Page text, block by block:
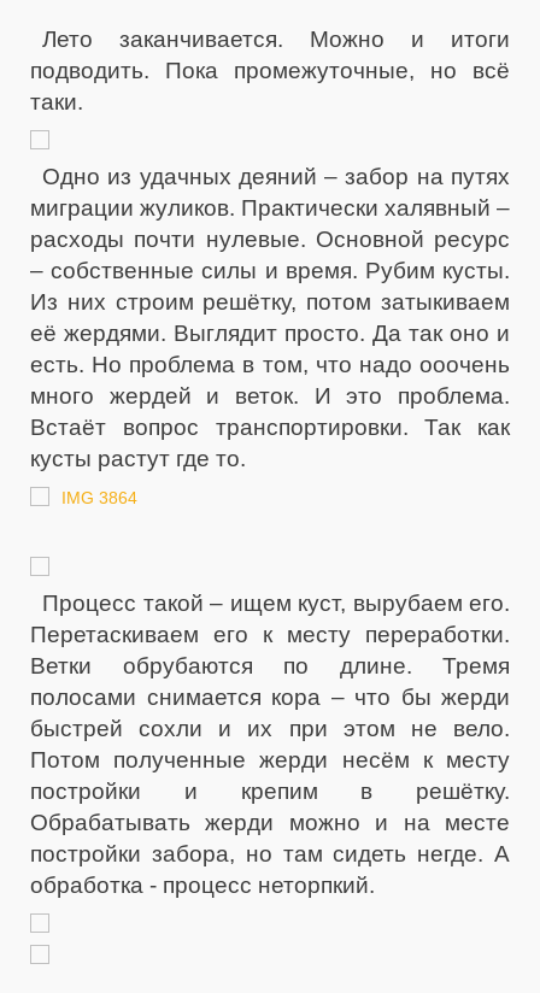
Лето заканчивается. Можно и итоги
подводить. Пока промежуточные, но всё
таки.
Одно из удачных деяний – забор на путях
миграции жуликов. Практически халявный –
расходы почти нулевые. Основной ресурс
– собственные силы и время. Рубим кусты.
Из них строим решётку, потом затыкиваем
её жердями. Выглядит просто. Да так оно и
есть. Но проблема в том, что надо ооочень
много жердей и веток. И это проблема.
Встаёт вопрос транспортировки. Так как
кусты растут где то.
Процесс такой – ищем куст, вырубаем его.
Перетаскиваем его к месту переработки.
Ветки обрубаются по длине. Тремя
полосами снимается кора – что бы жерди
быстрей сохли и их при этом не вело.
Потом полученные жерди несём к месту
постройки и крепим в решётку.
Обрабатывать жерди можно и на месте
постройки забора, но там сидеть негде. А
обработка - процесс неторпкий.